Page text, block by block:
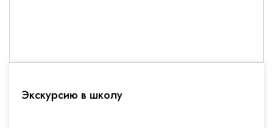
Экскурсию в школу